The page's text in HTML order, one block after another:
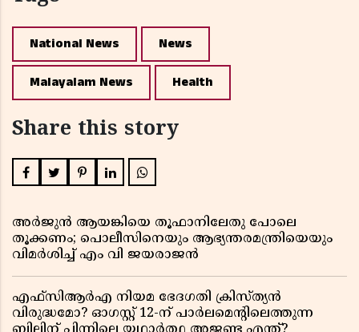
National News News
Malayalam News Health
Share this story
അർജുൻ ആയങ്കിയെ തൂഫാനിലേതു പോലെ
തൂക്കണം; പൊലീസിനെയും ആഭ്യന്തരമന്ത്രിയെയും
വിമർശിച്ച് എം വി ജയരാജൻ
എഫ്സിആർഎ നിയമ ഭേദഗതി ക്രിസ്ത്യൻ
വിരുദ്ധമോ? ഓഗസ്റ്റ് 12-ന് പാർലമെന്റിലെത്തുന്ന